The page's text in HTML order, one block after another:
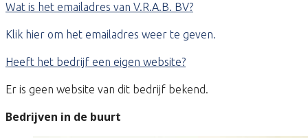
Wat is het emailadres van V.R.A.B. BV?
Klik hier om het emailadres weer te geven.
Heeft het bedrijf een eigen website?
Er is geen website van dit bedrijf bekend.
Bedrijven in de buurt